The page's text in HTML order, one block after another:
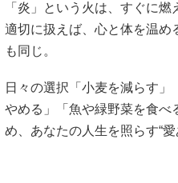
「炎」という火は、すぐに燃
適切に扱えば、心と体を温め
も同じ。
日々の選択「小麦を減らす
やめる」「魚や緑野菜を食
め、あなたの人生を照らす“愛